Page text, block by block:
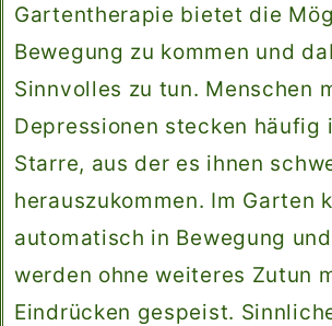
Gartentherapie bietet die
Bewegung zu kommen und
Sinnvolles zu tun. Menschen
Depressionen stecken häufig
Starre, aus der es ihnen
herauszukommen. Im Garten
automatisch in Bewegung
werden ohne weiteres Zutun
Eindrücken gespeist.